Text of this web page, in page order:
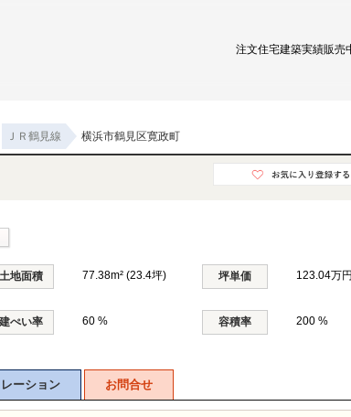
注文住宅建築実績販売
ＪＲ鶴見線 横浜市鶴見区寛政町
土地面積 77.38m² (23.4坪) 坪単価 123.04万
建ぺい率 60 % 容積率 200 %
ーション お問合せ